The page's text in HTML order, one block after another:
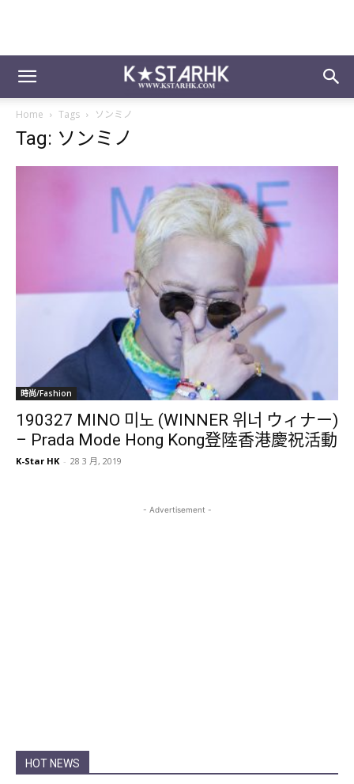
Home Tags ソンミノ
Tag: ソンミノ
時尚/Fashion
190327 MINO 미노 (WINNER 위너 ウィナー)
– Prada Mode Hong Kong登陸香港慶祝活動
K-Star HK - 28 3 月, 2019
- Advertisement -
HOT NEWS